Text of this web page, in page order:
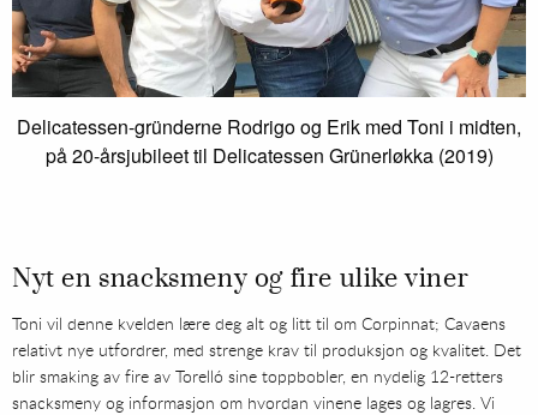
Delicatessen-gründerne Rodrigo og Erik med Toni i midten,
på 20-årsjubileet til Delicatessen Grünerløkka (2019)
Nyt en snacksmeny og fire ulike viner
Toni vil denne kvelden lære deg alt og litt til om Corpinnat; Cavaens
relativt nye utfordrer, med strenge krav til produksjon og kvalitet. Det
blir smaking av fire av Torelló sine toppbobler, en nydelig 12-retters
snacksmeny og informasjon om hvordan vinene lages og lagres. Vi